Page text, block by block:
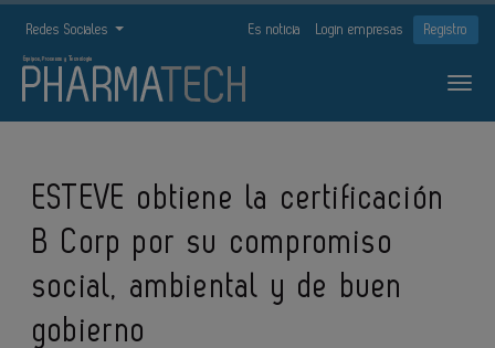
Redes Sociales Es noticia Login empresas Registro
ESTEVE obtiene la certificación
B Corp por su compromiso
social, ambiental y de buen
gobierno